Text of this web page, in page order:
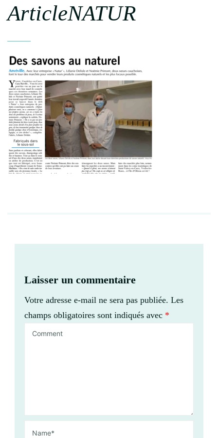
ArticleNATUR
Laisser un commentaire
Votre adresse e-mail ne sera pas publiée. Les
champs obligatoires sont indiqués avec *